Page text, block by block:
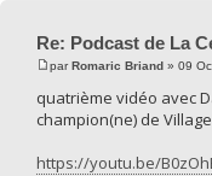
Re: Podcast de La
parRomaric Briand » 09
quatrième vidéo avec
champion(ne) de
https://youtu.be/